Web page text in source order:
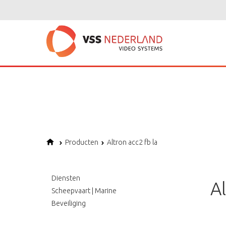
: Trying to get property of non-object in
: Undefined offset: 1 in/home/vssned01/domains/
Producten Altron acc2 fb la
Diensten
Scheepvaart | Marine
Beveiliging